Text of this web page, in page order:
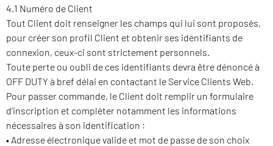
4.1 Numéro de Client
Tout Client doit renseigner les champs qui lui sont proposés,
pour créer son profil Client et obtenir ses identifiants de
connexion, ceux-ci sont strictement personnels.
Toute perte ou oubli de ces identifiants devra être dénoncé à
OFF DUTY à bref délai en contactant le Service Clients Web.
Pour passer commande, le Client doit remplir un formulaire
d’inscription et compléter notamment les informations
nécessaires à son identification :
• Adresse électronique valide et mot de passe de son choix